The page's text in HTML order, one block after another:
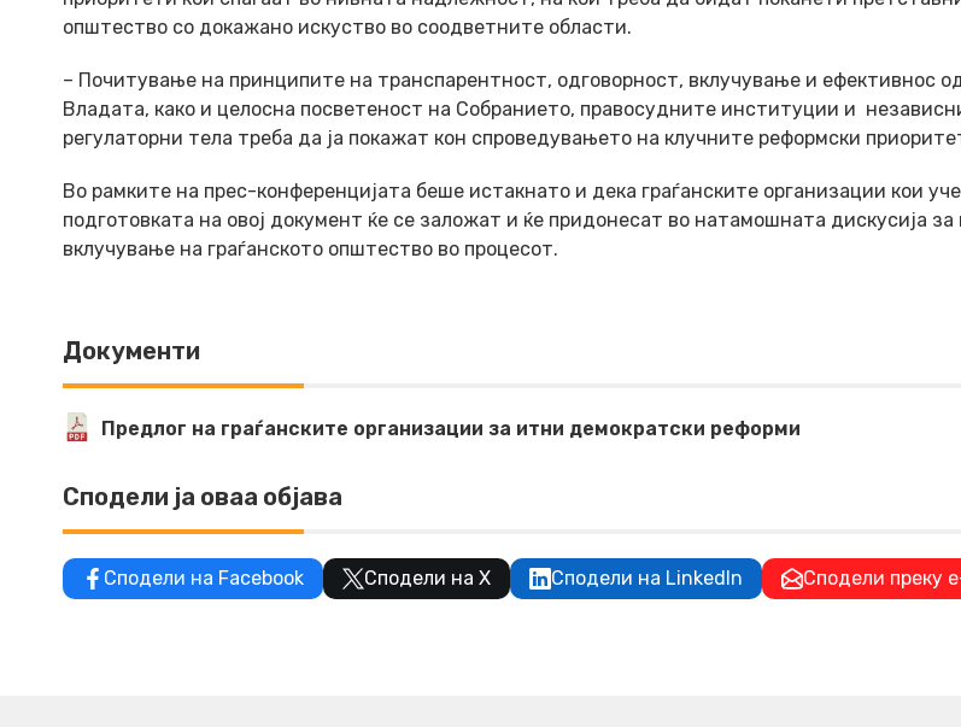
општество со докажано искуство во соодветните области.
– Почитување на принципите на транспарентност, одговорност, вклучување и ефективнос
Владата, како и целосна посветеност на Собранието, правосудните институции и
регулаторни тела треба да ја покажат кон спроведувањето на клучните реформски
Во рамките на прес-конференцијата беше истакнато и дека граѓанските организации кои
подготовката на овој документ ќе се заложат и ќе придонесат во натамошната дискусија
вклучување на граѓанското општество во процесот.
Документи
Предлог на граѓанските организации за итни демократски реформи
Сподели ја оваа објава
Сподели на Facebook Сподели на X Сподели на LinkedIn Сподели преку